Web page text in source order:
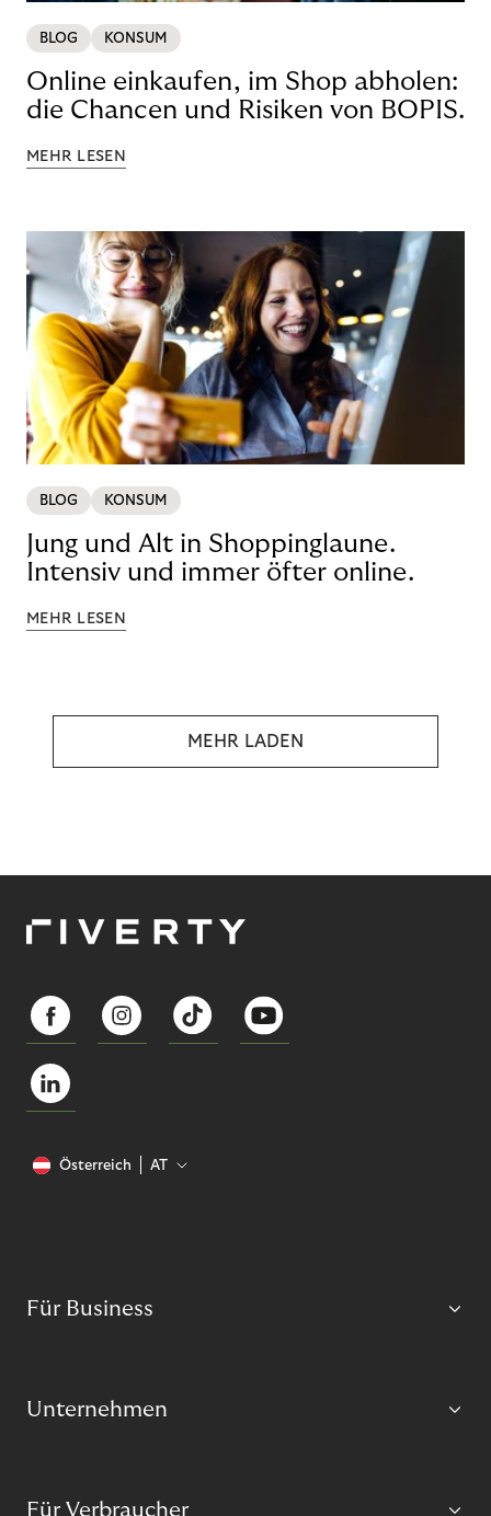
BLOG KONSUM
Online einkaufen, im Shop abholen:
die Chancen und Risiken von BOPIS.
MEHR LESEN
BLOG KONSUM
Jung und Alt in Shoppinglaune.
Intensiv und immer öfter online.
MEHR LESEN
MEHR LADEN
Österreich AT
Für Business
Unternehmen
Für Verbraucher